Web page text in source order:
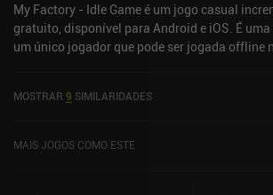
My Factory - Idle Game é um jogo casual
gratuito, disponível para Android e iOS. É
um único jogador que pode ser jogada offline
na App Store do iOS.
MOSTRAR 9 SIMILARIDADES
MAIS JOGOS COMO ESTE